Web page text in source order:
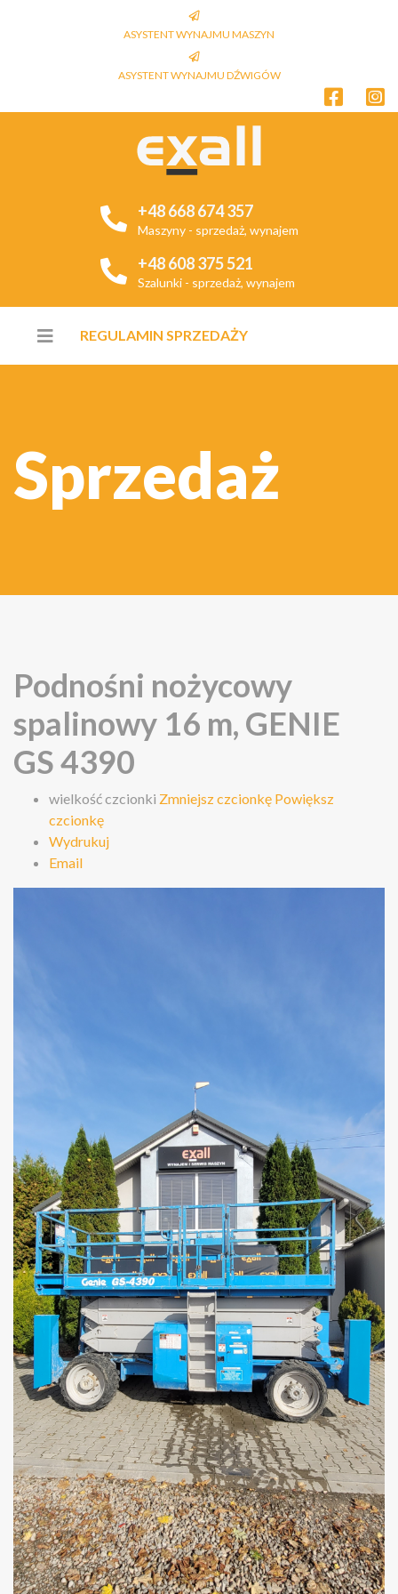
ASYSTENT WYNAJMU MASZYN
ASYSTENT WYNAJMU DŹWIGÓW
+48 668 674 357
Maszyny - sprzedaż, wynajem
+48 608 375 521
Szalunki - sprzedaż, wynajem
REGULAMIN SPRZEDAŻY
Sprzedaż
Podnośni nożycowy
spalinowy 16 m, GENIE
GS 4390
wielkość czcionki Zmniejsz czcionkę Powiększ
czcionkę
Wydrukuj
Email